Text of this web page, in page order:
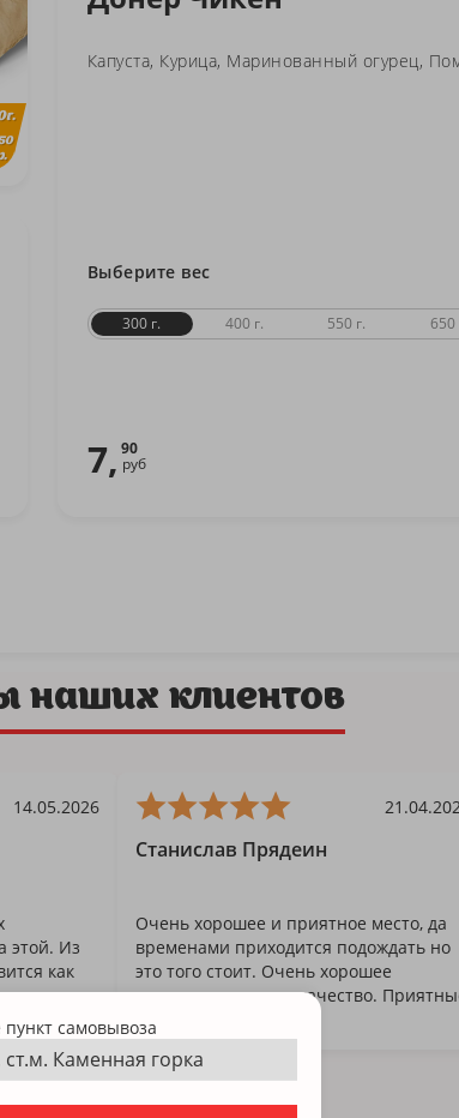
г. Минск, ул. Пушкина,
г. Минск, Лобанка 94,
г. Витебск, ул.
г. Минск, Уборевича
г. Минск, ТРЦ
г.
Капуста Курица Маринованный огурец
Выберите вес
300 г. 400 г. 550 г. 650
7, 90
руб
наших клиентов
14.05.2026
этой. Из
как
Станислав Прядеин
Очень хорошее и приятное место, да
временами приходится подождать но
это того стоит. Очень хорошее
соотношение цена-качество.
девушки...
самовывоза